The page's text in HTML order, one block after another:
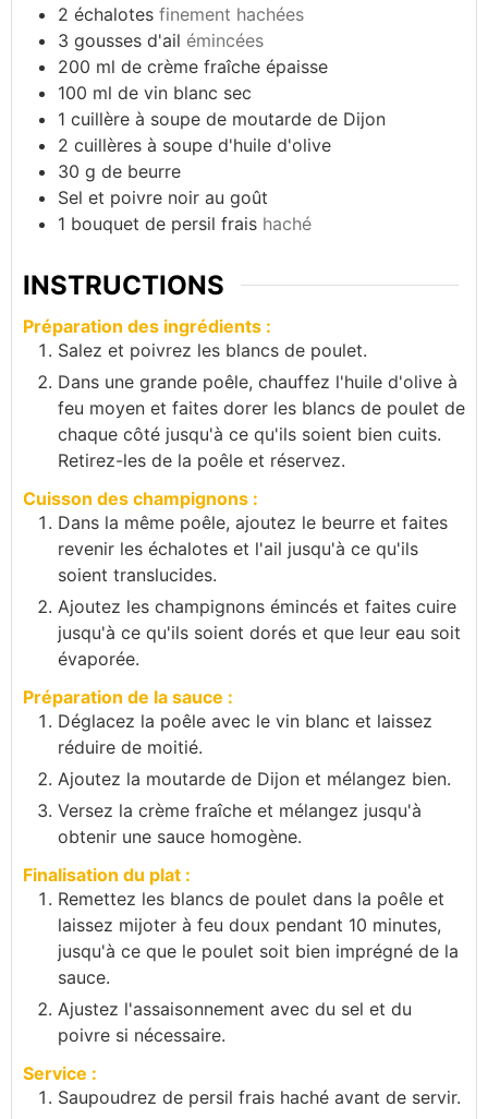
2 échalotes finement hachées
3 gousses d'ail émincées
200 ml de crème fraîche épaisse
100 ml de vin blanc sec
1 cuillère à soupe de moutarde de Dijon
2 cuillères à soupe d'huile d'olive
30 g de beurre
Sel et poivre noir au goût
1 bouquet de persil frais haché
INSTRUCTIONS
Préparation des ingrédients :
Salez et poivrez les blancs de poulet.
Dans une grande poêle, chauffez l'huile d'olive à
feu moyen et faites dorer les blancs de poulet de
chaque côté jusqu'à ce qu'ils soient bien cuits.
Retirez-les de la poêle et réservez.
Cuisson des champignons :
Dans la même poêle, ajoutez le beurre et faites
revenir les échalotes et l'ail jusqu'à ce qu'ils
soient translucides.
Ajoutez les champignons émincés et faites cuire
jusqu'à ce qu'ils soient dorés et que leur eau soit
évaporée.
Préparation de la sauce :
Déglacez la poêle avec le vin blanc et laissez
réduire de moitié.
Ajoutez la moutarde de Dijon et mélangez bien.
Versez la crème fraîche et mélangez jusqu'à
obtenir une sauce homogène.
Finalisation du plat :
Remettez les blancs de poulet dans la poêle et
laissez mijoter à feu doux pendant 10 minutes,
jusqu'à ce que le poulet soit bien imprégné de la
sauce.
Ajustez l'assaisonnement avec du sel et du
poivre si nécessaire.
Service :
Saupoudrez de persil frais haché avant de servir.